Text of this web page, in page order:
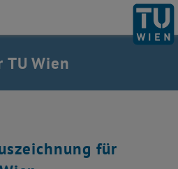
Startseite auflisten
Wien
für